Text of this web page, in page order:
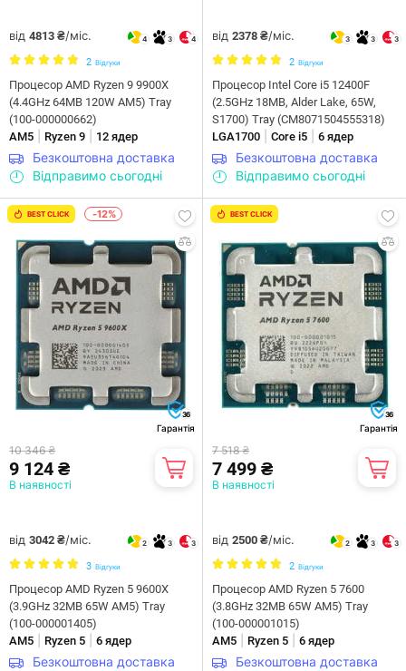
від 4813 ₴/міс. 4 3 4
2 Відгуки
Процесор AMD Ryzen 9 9900X
(4.4GHz 64MB 120W AM5) Tray
(100-000000662)
AM5
Ryzen 9 12 ядер
Безкоштовна доставка
Відправимо сьогодні
від 2378 ₴/міс. 3 3 3
2 Відгуки
Процесор Intel Core i5 12400F
(2.5GHz 18MB, Alder Lake, 65W,
S1700) Tray (CM8071504555318)
LGA1700
Core i5 6 ядер
Безкоштовна доставка
Відправимо сьогодні
BEST CLICK -12%
36
Гарантія
10 346 ₴
9 124 ₴
В наявності
від 3042 ₴/міс. 2 3 3
3 Відгуки
Процесор AMD Ryzen 5 9600X
(3.9GHz 32MB 65W AM5) Tray
(100-000001405)
AM5
Ryzen 5 6 ядер
Безкоштовна доставка
BEST CLICK
36
Гарантія
7 518 ₴
7 499 ₴
В наявності
від 2500 ₴/міс. 2 3 3
2 Відгуки
Процесор AMD Ryzen 5 7600
(3.8GHz 32MB 65W AM5) Tray
(100-000001015)
AM5
Ryzen 5 6 ядер
Безкоштовна доставка